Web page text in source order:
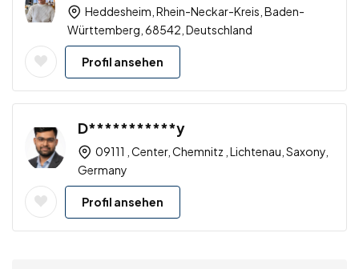
Heddesheim, Rhein-Neckar-Kreis, Baden-
Württemberg, 68542, Deutschland
Profil ansehen
D***********y
09111 , Center, Chemnitz , Lichtenau, Saxony,
Germany
Profil ansehen